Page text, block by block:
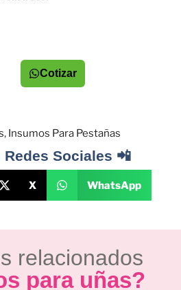
Cotizar
, Insumos Para Pestañas
Sociales 📲
X WhatsApp
relacionados
para uñas?